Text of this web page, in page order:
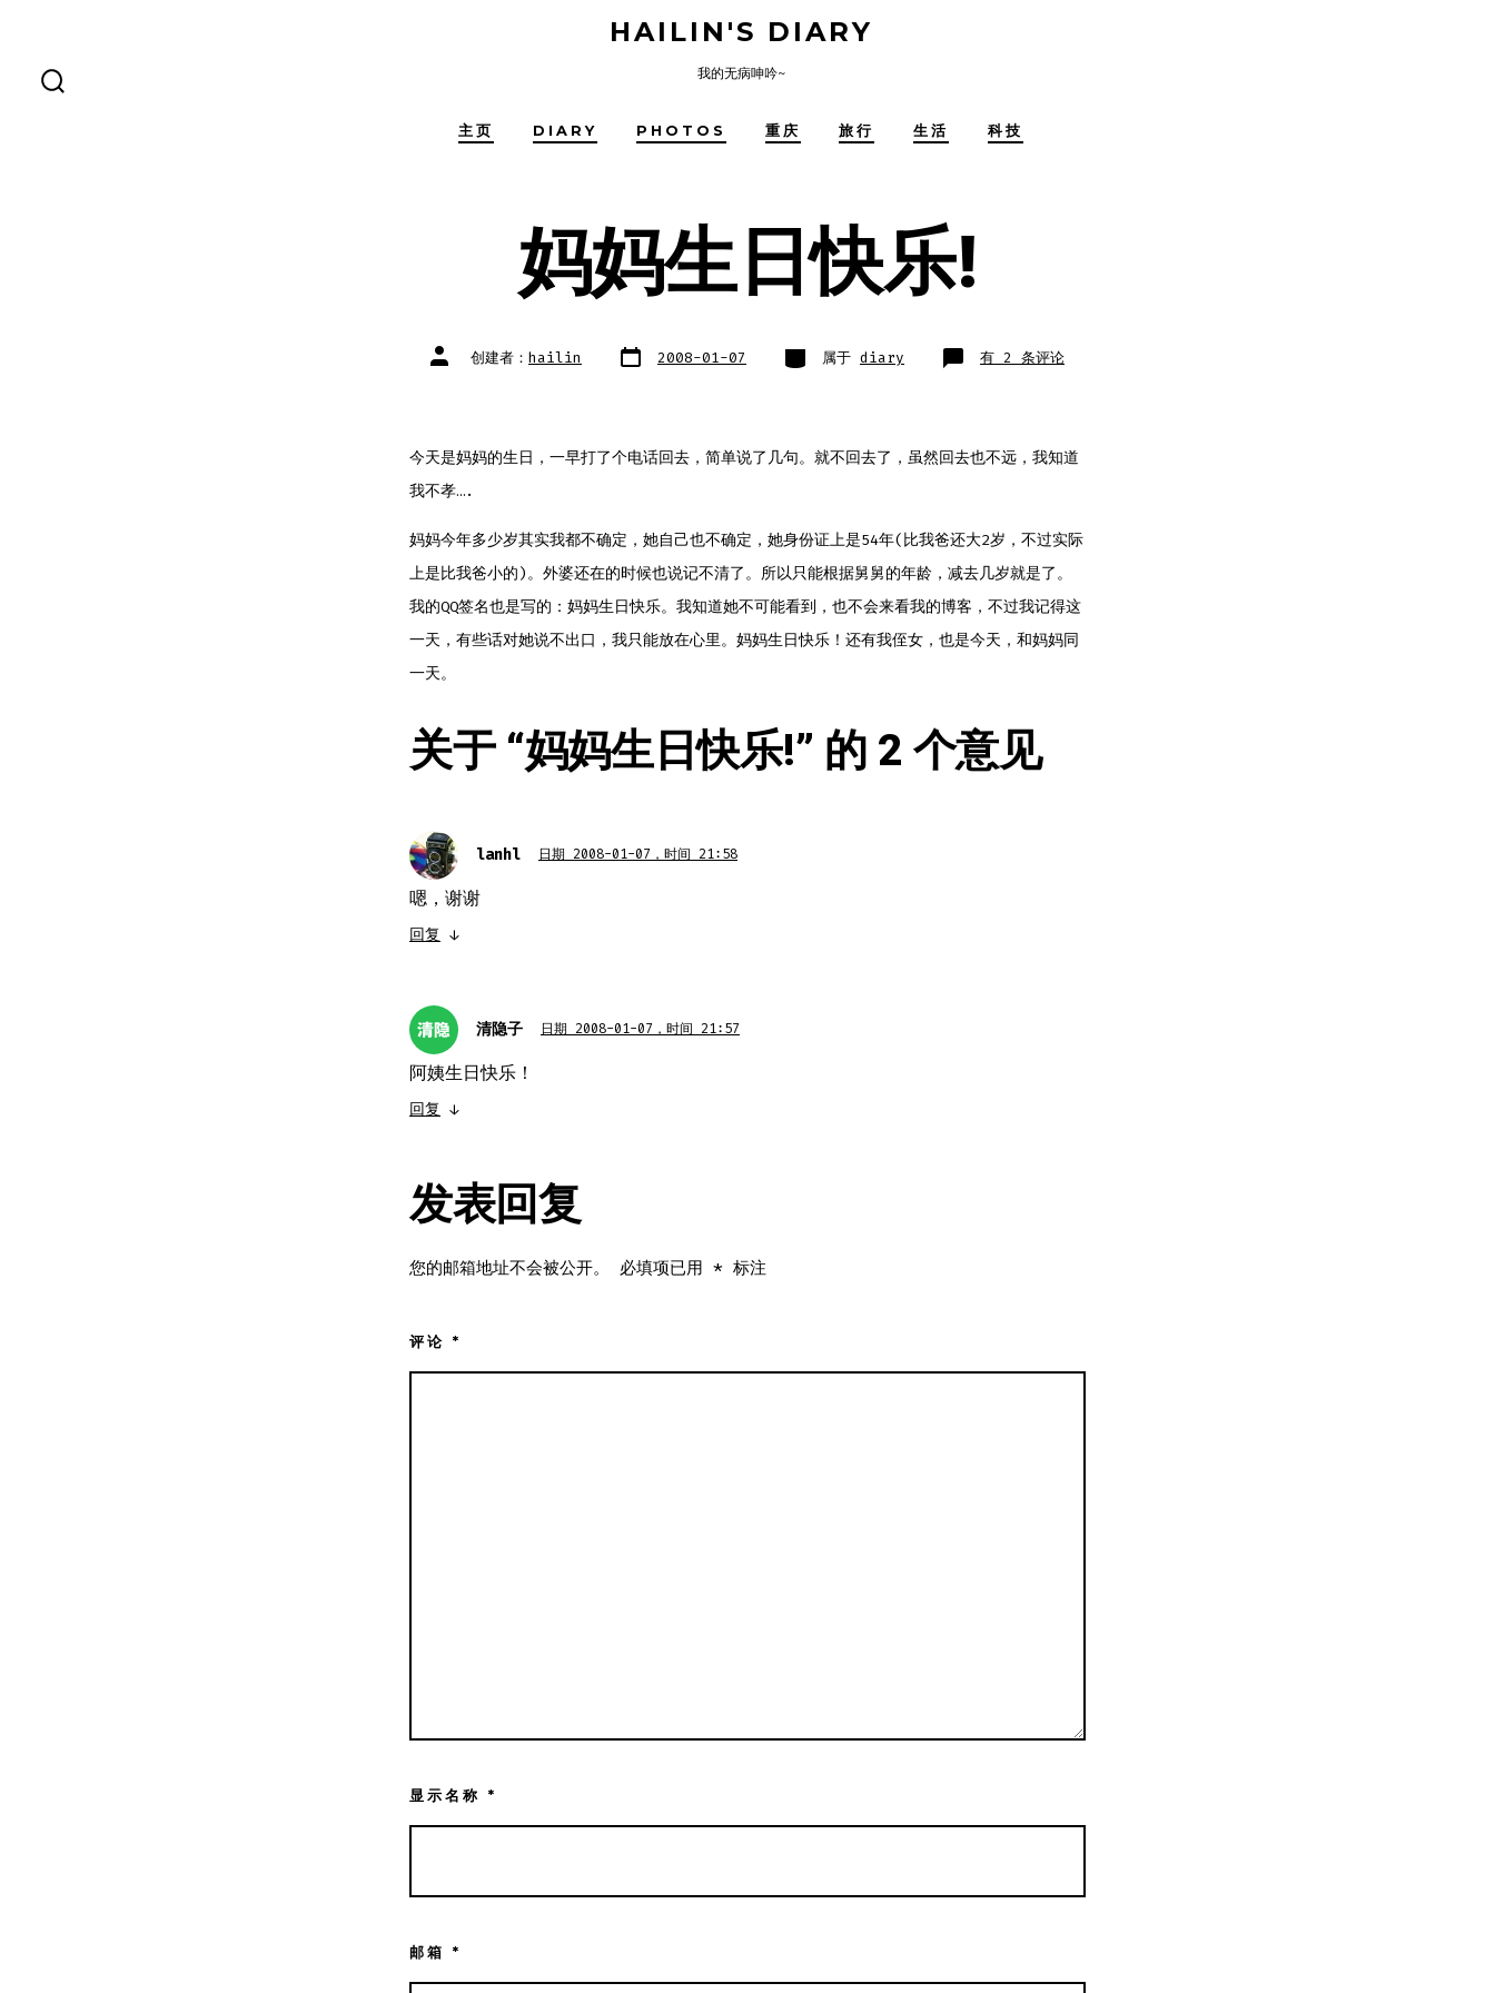
HAILIN'S DIARY
我的无病呻吟~
主页 DIARY PHOTOS 重庆 旅行 生活 科技
妈妈生日快乐!
文
章 创建者： hailin 文
章 2008-01-07 类
别 属于 diary 妈
妈
有 2 条评论
今天是妈妈的生日，一早打了个电话回去，简单说了几句。就不回去了，虽然回去也不远，我知道
我不孝….
妈妈今年多少岁其实我都不确定，她自己也不确定，她身份证上是54年(比我爸还大2岁，不过实际
上是比我爸小的)。外婆还在的时候也说记不清了。所以只能根据舅舅的年龄，减去几岁就是了。
我的QQ签名也是写的：妈妈生日快乐。我知道她不可能看到，也不会来看我的博客，不过我记得这
一天，有些话对她说不出口，我只能放在心里。妈妈生日快乐！还有我侄女，也是今天，和妈妈同
一天。
关于 “妈妈生日快乐!” 的 2 个意见
lanhl 日期 2008-01-07，时间 21:58
嗯，谢谢
回复 ↓
清隐子 日期 2008-01-07，时间 21:57
阿姨生日快乐！
回复 ↓
发表回复
您的邮箱地址不会被公开。 必填项已用 * 标注
评论 *
显示名称 *
邮箱 *